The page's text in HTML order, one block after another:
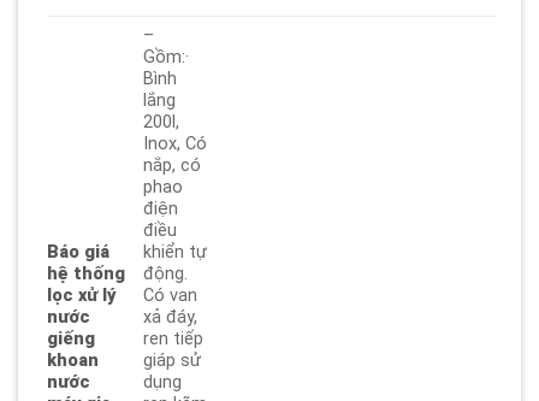
Báo giá
hệ thống
lọc xử lý
nước
giếng
khoan
nước
–
Gồm:·
Bình
lắng
200l,
Inox, Có
nắp, có
phao
điện
điều
khiển tự
động.
Có van
xả đáy,
ren tiếp
giáp sử
dụng